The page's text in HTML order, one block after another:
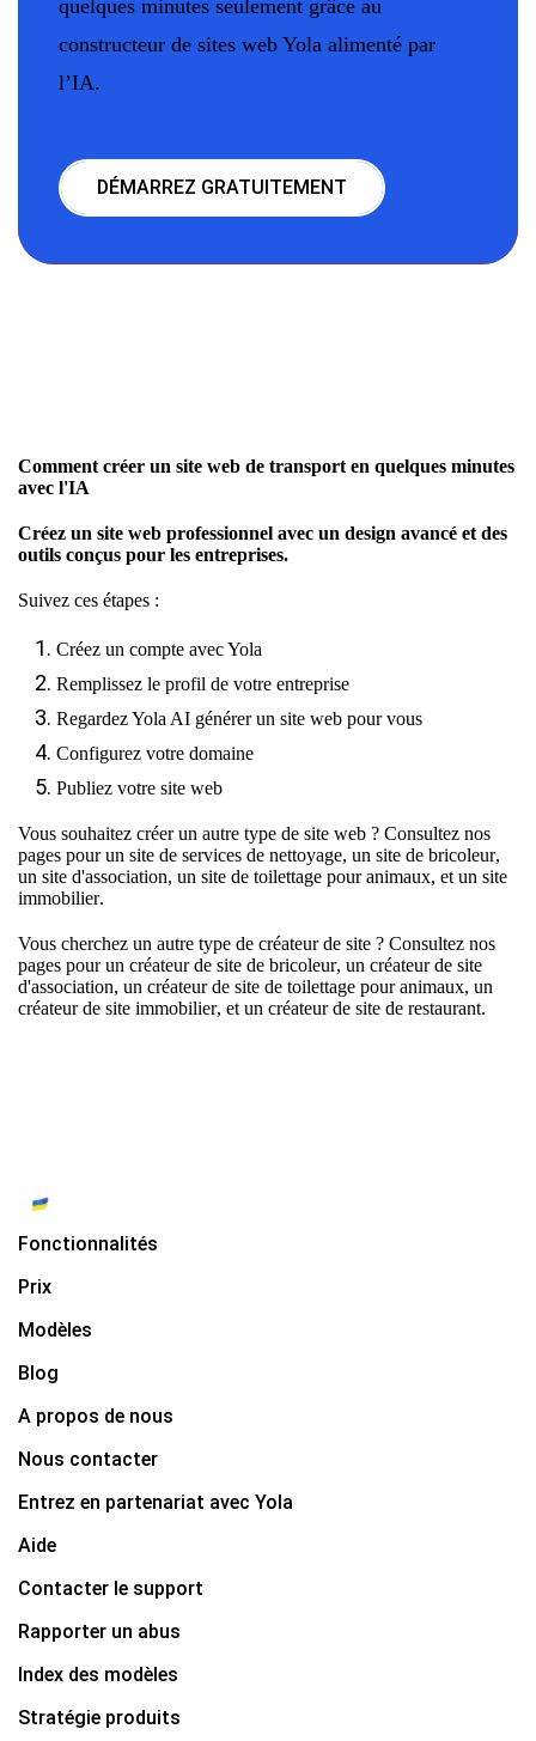
quelques minutes seulement grâce au
constructeur de sites web Yola alimenté par
l’IA.
DÉMARREZ GRATUITEMENT
Comment créer un site web de transport en quelques minutes
avec l'IA
Créez un site web professionnel avec un design avancé et des
outils conçus pour les entreprises.
Suivez ces étapes :
Créez un compte avec Yola
Remplissez le profil de votre entreprise
Regardez Yola AI générer un site web pour vous
Configurez votre domaine
Publiez votre site web
Vous souhaitez créer un autre type de site web ? Consultez nos
pages pour un site de services de nettoyage, un site de bricoleur,
un site d'association, un site de toilettage pour animaux, et un site
immobilier.
Vous cherchez un autre type de créateur de site ? Consultez nos
pages pour un créateur de site de bricoleur, un créateur de site
d'association, un créateur de site de toilettage pour animaux, un
créateur de site immobilier, et un créateur de site de restaurant.
Fonctionnalités
Prix
Modèles
Blog
A propos de nous
Nous contacter
Entrez en partenariat avec Yola
Aide
Contacter le support
Rapporter un abus
Index des modèles
Stratégie produits